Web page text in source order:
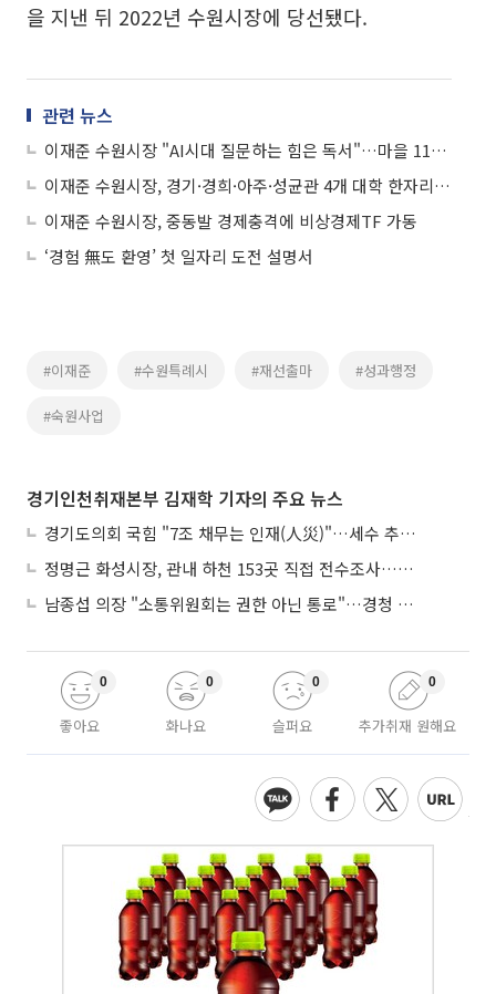
을 지낸 뒤 2022년 수원시장에 당선됐다.
관련 뉴스
이재준 수원시장 "AI시대 질문하는 힘은 독서"…마을 11곳도 스스로 미래 설계
이재준 수원시장, 경기·경희·아주·성균관 4개 대학 한자리에 불러모았다
이재준 수원시장, 중동발 경제충격에 비상경제TF 가동
‘경험 無도 환영’ 첫 일자리 도전 설명서
#이재준 #수원특례시 #재선출마 #성과행정
#숙원사업
경기인천취재본부 김재학 기자의 주요 뉴스
경기도의회 국힘 "7조 채무는 인재(人災)"…세수 추계 조작 의혹 제기
정명근 화성시장, 관내 하천 153곳 직접 전수조사…불법시설 정비
남종섭 의장 "소통위원회는 권한 아닌 통로"…경청 의회 만든다
좋아요
0
화나요
0
슬퍼요
0
추가취재 원해요
0